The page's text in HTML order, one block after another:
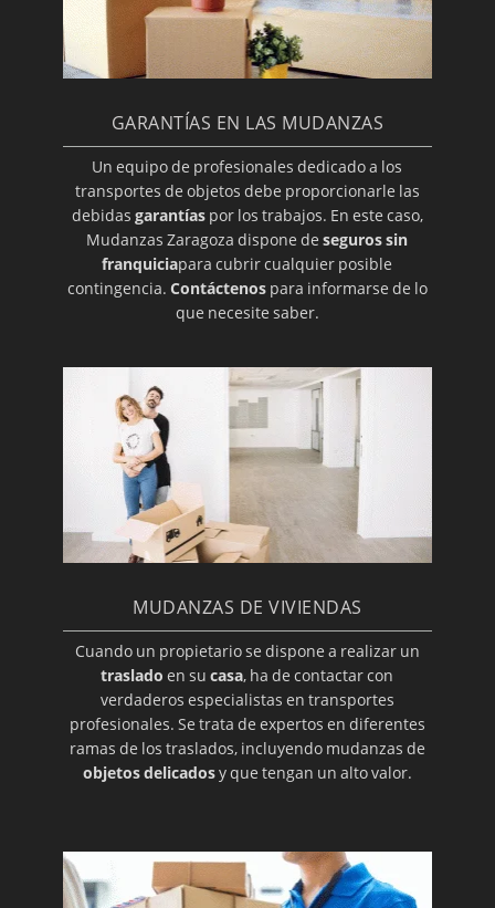
GARANTÍAS EN LAS MUDANZAS
Un equipo de profesionales dedicado a los
transportes de objetos debe proporcionarle las
debidas garantíaspor los trabajos. En este caso,
Mudanzas Zaragoza dispone deseguros sin
franquiciapara cubrir cualquier posible
contingencia. Contáctenospara informarse de lo
que necesite saber.
MUDANZAS DE VIVIENDAS
Cuando un propietario se dispone a realizar un
traslado en sucasa, ha de contactar con
verdaderos especialistas en transportes
profesionales. Se trata de expertos en diferentes
ramas de los traslados, incluyendo mudanzas de
objetos delicadosy que tengan un alto valor.